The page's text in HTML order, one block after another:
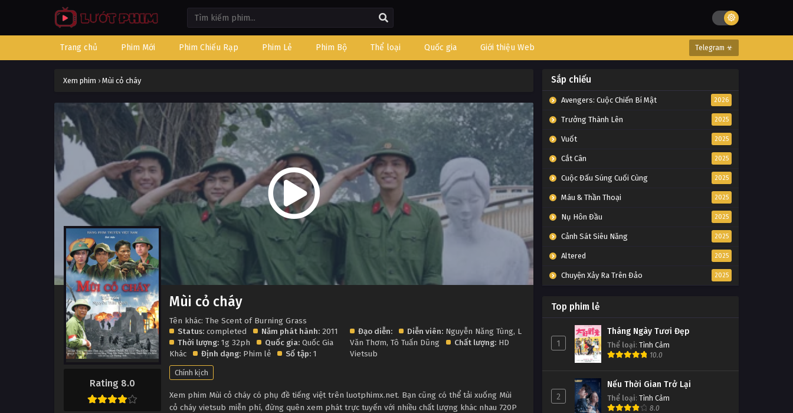
Trang chủ Phim Mới Phim Chiếu Rạp Phim Lẻ Phim Bộ Thể loại Quốc gia Giới thiệu Web Telegram ☣
Xem phim › Mùi cỏ cháy
Rating 8.0
Mùi cỏ cháy
Tên khác: The Scent of Burning Grass
Status: completed Năm phát hành: 2011
Thời lượng: 1g 32ph Quốc gia: Quốc Gia
Khác
Định dạng: Phim lẻ Số tập: 1
Đạo diễn: Diễn viên: Nguyễn Năng Tùng, Lê
Văn Thơm, Tô Tuấn Dũng Chất lượng:HD
Vietsub
Chính kịch
Xem phim Mùi cỏ cháy có phụ đề tiếng việt trên luotphimx.net. Bạn cũng có thể tải xuống Mùi
cỏ cháy vietsub miễn phí, đừng quên xem phát trực tuyến với nhiều chất lượng khác nhau 720P
Sắp chiếu
Avengers: Cuộc Chiến Bí Mật 2026
Trưởng Thành Lên 2025
Vuốt 2025
Cắt Cân 2025
Cuộc Đấu Súng Cuối Cùng 2025
Máu & Thần Thoại 2025
Nụ Hôn Đầu 2025
Cảnh Sát Siêu Năng 2025
Altered 2025
Chuyện Xảy Ra Trên Đảo 2025
Top phim lẻ
1
Tháng Ngày Tươi Đẹp
Thể loại: Tình Cảm
10.0
2
Nếu Thời Gian Trở Lại
Thể loại: Tình Cảm
8.0